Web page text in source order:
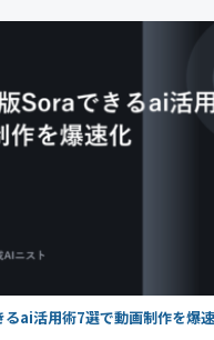
ai活用術7選で動画制作を爆